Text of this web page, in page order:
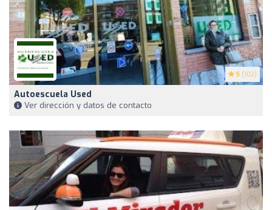
5 (102)
Autoescuela Used
Ver dirección y datos de contacto